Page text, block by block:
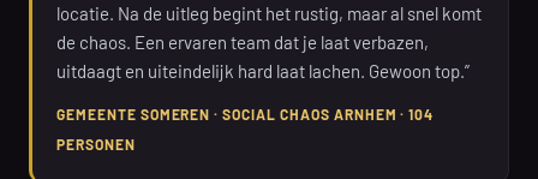
locatie. Na de uitleg begint het rustig, maar al snel komt
de chaos. Een ervaren team dat je laat verbazen,
uitdaagt en uiteindelijk hard laat lachen. Gewoon top.”
GEMEENTE SOMEREN · SOCIAL CHAOS ARNHEM · 104
PERSONEN